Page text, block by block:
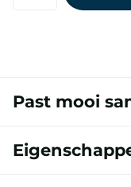
Past mooi